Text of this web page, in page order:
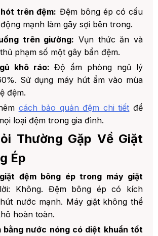
trên đệm: Đệm bông ép có cấu
mạnh làm gãy sợi bên trong.
trên giường: Vụn thức ăn và
phạm số một gây bẩn đệm.
khô ráo: Độ ẩm phòng ngủ lý
Sử dụng máy hút ẩm vào mùa
đệm.
cách bảo quản đệm chi tiết để
loại đệm trong gia đình.
Thường Gặp Về Giặt
Ép
đệm bông ép trong máy giặt
Không. Đệm bông ép có kích
nước mạnh. Máy giặt không thể
hoàn toàn.
bằng nước nóng có diệt khuẩn tốt